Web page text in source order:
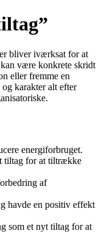
bliver iværksat for at
være konkrete skridt
eller fremme en
karakter alt efter
energiforbruget.
tiltag for at tiltrække
af
havde en positiv effekt
som et nyt tiltag for at